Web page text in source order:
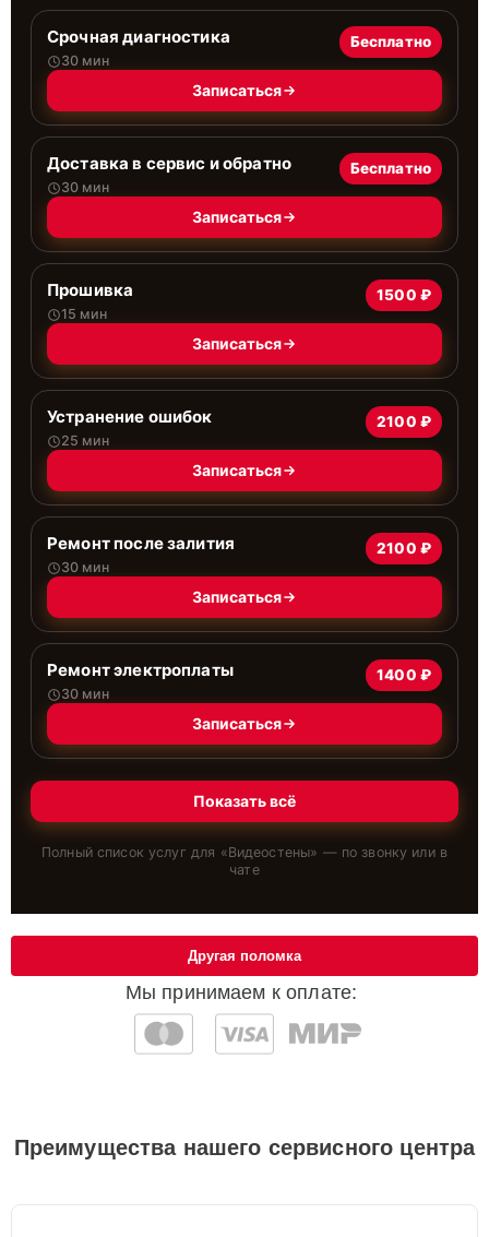
Срочная диагностика
30 мин
Бесплатно
Записаться
Доставка в сервис и обратно
30 мин
Бесплатно
Записаться
Прошивка
15 мин
1500 ₽
Записаться
Устранение ошибок
25 мин
2100 ₽
Записаться
Ремонт после залития
30 мин
2100 ₽
Записаться
Ремонт электроплаты
30 мин
1400 ₽
Записаться
Показать всё
Полный список услуг для «Видеостены» — по звонку или в
чате
Мы принимаем к оплате:
Другая поломка
Преимущества нашего сервисного центра